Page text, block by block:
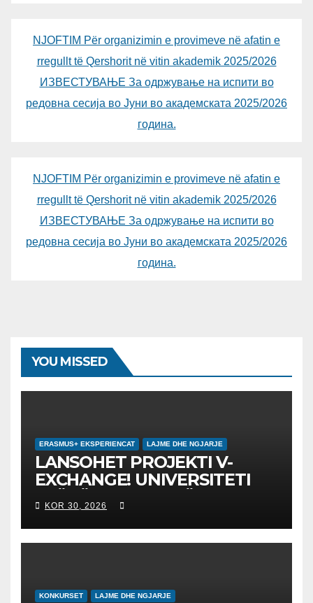
NJOFTIM Për organizimin e provimeve në afatin e
rregullt të Qershorit në vitin akademik 2025/2026
ИЗВЕСТУВАЊЕ За одржување на испити во
редовна сесија во Јуни во академската 2025/2026
година.
NJOFTIM Për organizimin e provimeve në afatin e
rregullt të Qershorit në vitin akademik 2025/2026
ИЗВЕСТУВАЊЕ За одржување на испити во
редовна сесија во Јуни во академската 2025/2026
година.
YOU MISSED
ERASMUS+ EKSPERIENCAT LAJME DHE NGJARJE
LANSOHET PROJEKTI V-
EXCHANGE! UNIVERSITETI
“NËNË TEREZA” NË SHKUP
UDHËHEQ NISMËN
NDËRKOMBËTARE PËR
EDUKIMIN DIGJITAL DHE
KOR 30, 2026
KONKURSET LAJME DHE NGJARJE